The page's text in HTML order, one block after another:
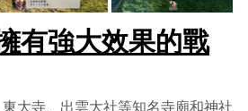
有強大效果的戰
大寺、出雲大社等知名寺廟和神社